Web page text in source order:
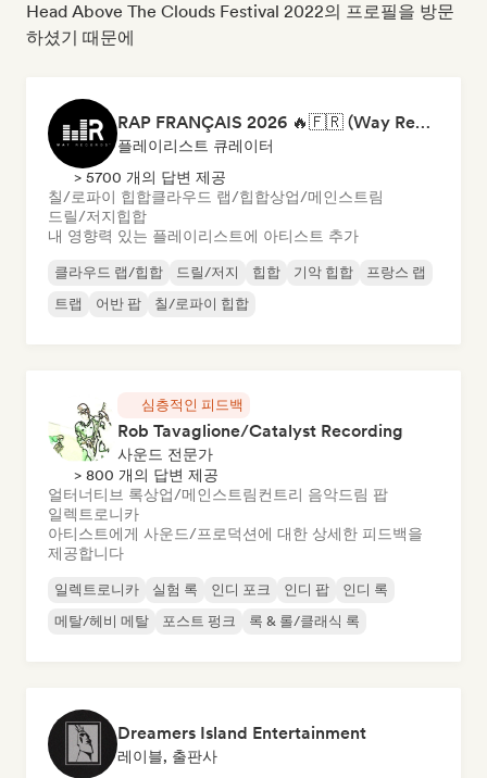
Head Above The Clouds Festival 2022의 프로필을 방문
하셨기 때문에
RAP FRANÇAIS 2026 🔥🇫🇷 (Way Records)
플레이리스트 큐레이터
> 5700 개의 답변 제공
칠/로파이 힙합클라우드 랩/힙합상업/메인스트림
드릴/저지힙합
내 영향력 있는 플레이리스트에 아티스트 추가
클라우드 랩/힙합 드릴/저지 힙합 기악 힙합
프랑스 랩
트랩
어반 팝 칠/로파이 힙합
심층적인 피드백
Rob Tavaglione/Catalyst Recording
사운드 전문가
> 800 개의 답변 제공
얼터너티브 록상업/메인스트림컨트리 음악드림 팝
일렉트로니카
아티스트에게 사운드/프로덕션에 대한 상세한 피드백을
제공합니다
일렉트로니카 실험 록 인디 포크 인디 팝
인디 록
메탈/헤비 메탈
포스트 펑크 록 & 롤/클래식 록
Dreamers Island Entertainment
레이블, 출판사